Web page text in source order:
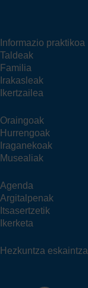
Informazio praktikoa
Taldeak
Familia
Irakasleak
Ikertzailea
Oraingoak
Hurrengoak
Iraganekoak
Musealiak
Agenda
Argitalpenak
Itsasertzetik
Ikerketa
Hezkuntza eskaintza